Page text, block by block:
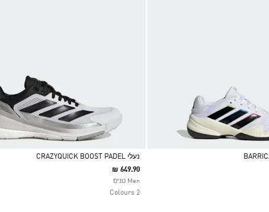
Selected
נעלי CRAZYQUICK BOOST PADEL
₪ 649.90
Men טניס
2 Colours